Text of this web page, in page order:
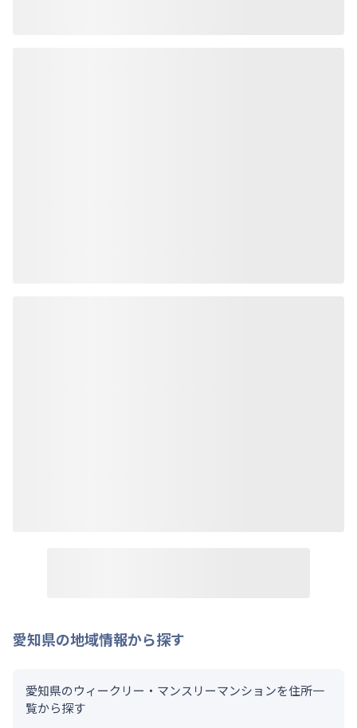
愛知県の地域情報から探す
愛知県のウィークリー・マンスリーマンションを住所一
覧から探す